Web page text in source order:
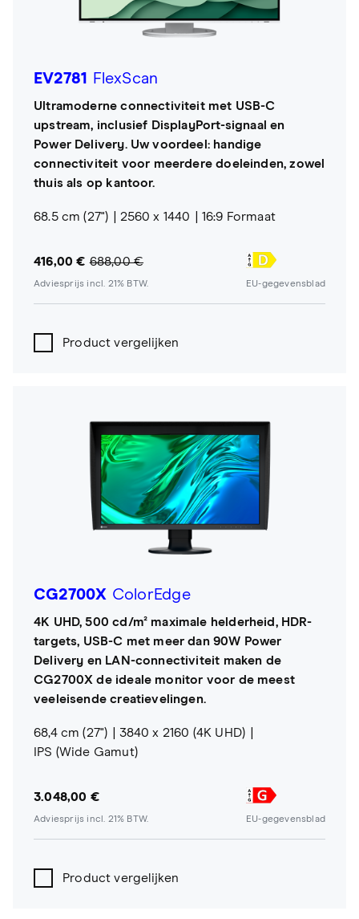
EV2781 FlexScan
Ultramoderne connectiviteit met USB-C
upstream, inclusief DisplayPort-signaal en
Power Delivery. Uw voordeel: handige
connectiviteit voor meerdere doeleinden, zowel
thuis als op kantoor.
68.5 cm (27") 2560 x 1440 16:9 Formaat
416,00 € 688,00 €
Adviesprijs incl. 21% BTW. EU-gegevensblad
Product vergelijken
CG2700X ColorEdge
4K UHD, 500 cd/m² maximale helderheid, HDR-
targets, USB-C met meer dan 90W Power
Delivery en LAN-connectiviteit maken de
CG2700X de ideale monitor voor de meest
veeleisende creatievelingen.
68,4 cm (27")
3840 x 2160 (4K UHD)
IPS (Wide Gamut)
3.048,00 €
Adviesprijs incl. 21% BTW. EU-gegevensblad
Product vergelijken